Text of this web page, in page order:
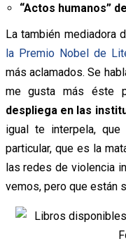
“Actos humanos”
La también mediadora
la Premio Nobel de
más aclamados. Se
me gusta más éste
despliega en las
igual te interpela,
particular, que es la
las redes de violencia
vemos, pero que están